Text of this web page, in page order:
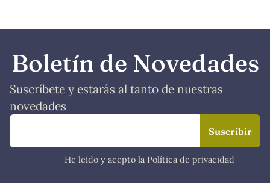
Boletín de Novedades
Suscríbete y estarás al tanto de nuestras
novedades
He leído y acepto la Política de privacidad